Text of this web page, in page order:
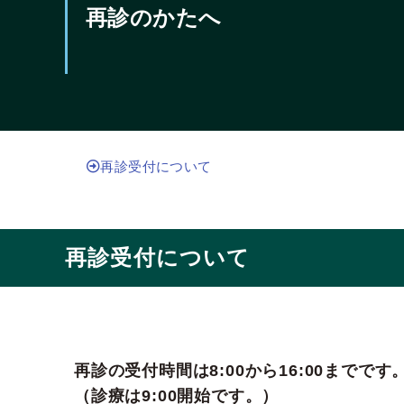
再診のかたへ
再診受付について
再診受付について
再診の受付時間は8:00から16:00までです
（診療は9:00開始です。）